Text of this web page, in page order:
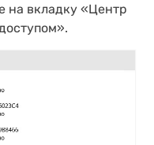
на вкладку «Центр